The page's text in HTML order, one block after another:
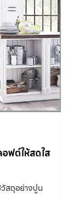
ฟต์ให้สดใส
สดุอย่างปูน